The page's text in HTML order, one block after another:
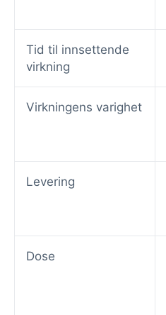
Tid til innsettende
virkning
Virkningens varighet
Levering
Dose